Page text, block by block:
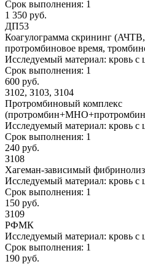
Срок выполнения: 1
1 350 руб.
ДП53
Коагулограмма скрининг
протромбиновое время,
Исследуемый материал: кровь с
Срок выполнения: 1
600 руб.
З102, З103, З104
Протромбиновый комплекс
Исследуемый материал: кровь с
Срок выполнения: 1
240 руб.
З108
Хагеман-зависимый
Исследуемый материал: кровь с
Срок выполнения: 1
150 руб.
З109
РФМК
Исследуемый материал: кровь с
Срок выполнения: 1
190 руб.